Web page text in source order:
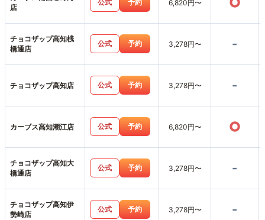
店
公式 予約 6,820円〜
チョコザップ高知桟
橋通店
公式 予約 3,278円〜 -
チョコザップ高知店 公式 予約 3,278円〜 -
カーブス高知潮江店 公式 予約 6,820円〜 ○
チョコザップ高知大
橋通店
公式 予約 3,278円〜 -
チョコザップ高知伊
勢崎店
公式 予約 3,278円〜 -